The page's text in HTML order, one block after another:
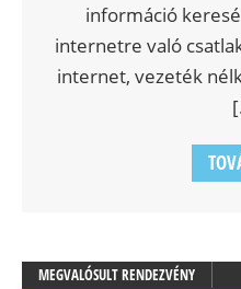
információ
internetre való
internet, vezeték
MEGVALÓSULT RENDEZVÉNY